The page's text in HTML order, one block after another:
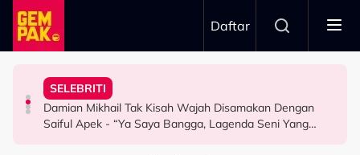
Skip to main content
Daftar
SELEBRITI
Baru Catat Jualan RM2 Juta, Kawan Baik Dedah Khairul
Aming Dah Mula Projek Baharu - "Tolong Suruh Dia
SELEBRITI
Damian Mikhail Tak Kisah Wajah Disamakan Dengan
Saiful Apek - “Ya Saya Bangga, Lagenda Seni Yang
SELEBRITI
Menangis Atas Pentas Terkenang Arwah Ibu, Kakak
Dedah Sikap Yad-Z - “Budak Yang Tak Pernah Nangis
FOODIES LIFE
#FoodiesLife: Teh Tarik, Onde Onde & Bandung Laici
Jadi Inspirasi, Produk Lokal Bakal Masuk 20,000 Kedai